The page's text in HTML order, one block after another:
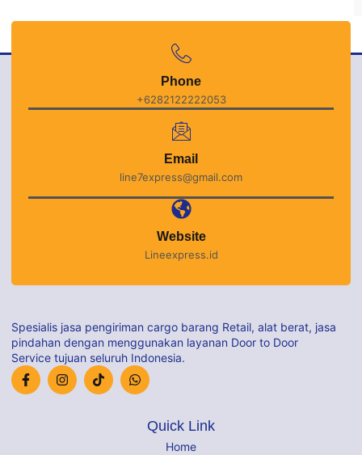
Phone
+6282122222053
Email
line7express@gmail.com
Website
Lineexpress.id
Spesialis jasa pengiriman cargo barang Retail, alat berat, jasa
pindahan dengan menggunakan layanan Door to Door
Service tujuan seluruh Indonesia.
Quick Link
Home